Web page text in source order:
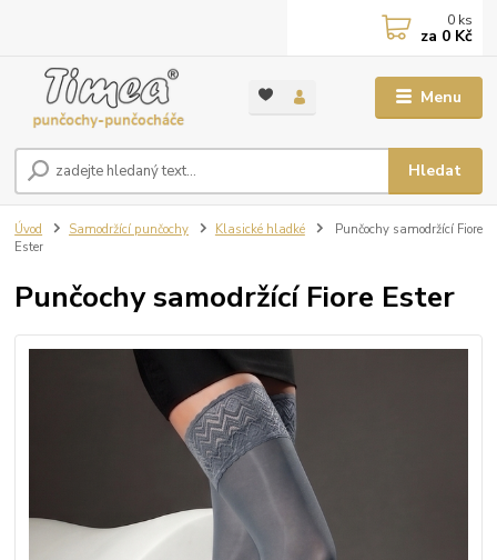
Menu
Hledat
0 ks
za 0 Kč
Úvod Samodržící punčochy Klasické hladké
Punčochy samodržící Fiore
Ester
Punčochy samodržící Fiore Ester